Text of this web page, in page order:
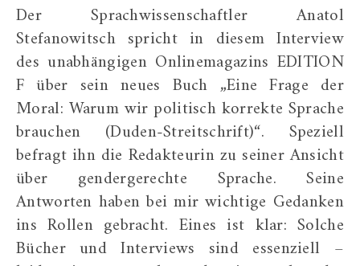
Der Sprachwissenschaftler Anatol
Stefanowitsch spricht in diesem Interview
des unabhängigen Onlinemagazins EDITION
F über sein neues Buch „Eine Frage der
Moral: Warum wir politisch korrekte Sprache
brauchen (Duden-Streitschrift)“. Speziell
befragt ihn die Redakteurin zu seiner Ansicht
über gendergerechte Sprache. Seine
Antworten haben bei mir wichtige Gedanken
ins Rollen gebracht. Eines ist klar: Solche
Bücher und Interviews sind essenziell –